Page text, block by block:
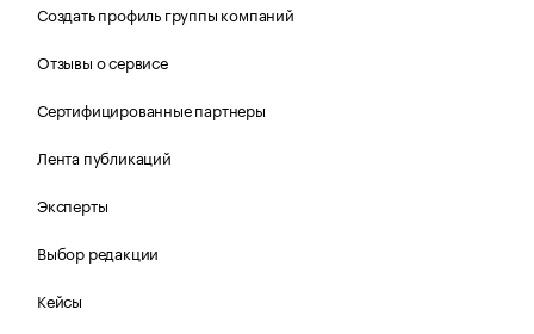
Создать профиль группы компаний
Отзывы о сервисе
Сертифицированные партнеры
Лента публикаций
Эксперты
Выбор редакции
Кейсы